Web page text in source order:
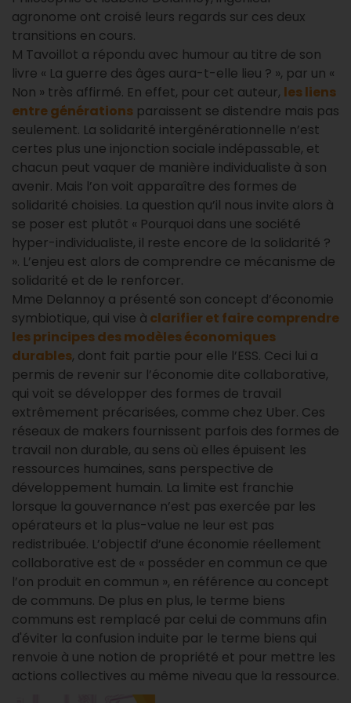
agronome ont croisé leurs regards sur ces deux
transitions en cours.
M Tavoillot a répondu avec humour au titre de son
livre « La guerre des âges aura-t-elle lieu ? », par un «
Non » très affirmé. En effet, pour cet auteur, les liens
entre générations paraissent se distendre mais pas
seulement. La solidarité intergénérationnelle n’est
certes plus une injonction sociale indépassable, et
chacun peut vaquer de manière individualiste à son
avenir. Mais l’on voit apparaître des formes de
solidarité choisies. La question qu’il nous invite alors à
se poser est plutôt « Pourquoi dans une société
hyper-individualiste, il reste encore de la solidarité ?
». L’enjeu est alors de comprendre ce mécanisme de
solidarité et de le renforcer.
Mme Delannoy a présenté son concept d’économie
symbiotique, qui vise à clarifier et faire comprendre
les principes des modèles économiques
durables, dont fait partie pour elle l’ESS. Ceci lui a
permis de revenir sur l’économie dite collaborative,
qui voit se développer des formes de travail
extrêmement précarisées, comme chez Uber. Ces
réseaux de makers fournissent parfois des formes de
travail non durable, au sens où elles épuisent les
ressources humaines, sans perspective de
développement humain. La limite est franchie
lorsque la gouvernance n’est pas exercée par les
opérateurs et la plus-value ne leur est pas
redistribuée. L’objectif d’une économie réellement
collaborative est de « posséder en commun ce que
l’on produit en commun », en référence au concept
de communs. De plus en plus, le terme biens
communs est remplacé par celui de communs afin
d'éviter la confusion induite par le terme biens qui
renvoie à une notion de propriété et pour mettre les
actions collectives au même niveau que la ressource.